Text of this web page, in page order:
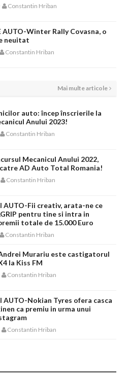
Constantin Hriban
AUTO-Winter Rally Covasna, o
neuitat
Constantin Hriban
Mai multe articole
auto: încep înscrierile la
Anului 2023!
Constantin Hriban
Mecanicul Anului 2022,
AD Auto Total Romania!
Constantin Hriban
AUTO-Fii creativ, arata-ne ce
pentru tine si intra in
totale de 15.000 Euro
Constantin Hriban
Murariu este castigatorul
la Kiss FM
Constantin Hriban
AUTO-Nokian Tyres ofera casca
ca premiu in urma unui
Constantin Hriban